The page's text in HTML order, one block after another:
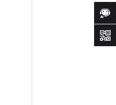
咨询